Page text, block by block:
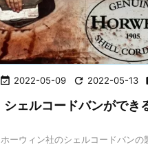
 2022-05-09  2022-05-13
シェルコードバンがで
ホーウィン社のシェルコードバンの